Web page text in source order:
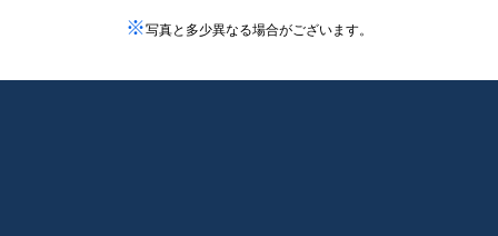
※写真と多少異なる場合がございます。